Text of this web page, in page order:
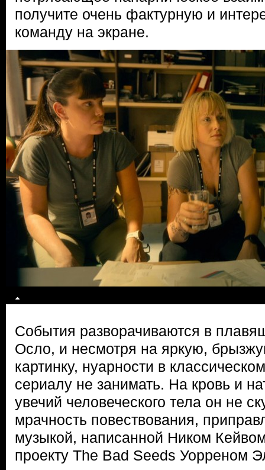
получите очень фактурную и
команду на экране.
События разворачиваются в
Осло, и несмотря на яркую,
картинку, нуарности в
сериалу не занимать. На кровь и
увечий человеческого тела он не
мрачность повествования,
музыкой, написанной Ником
проекту The Bad Seeds Уорреном